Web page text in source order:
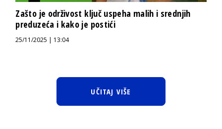
Zašto je održivost ključ uspeha malih i srednjih
preduzeća i kako je postići
25/11/2025 | 13:04
UČITAJ VIŠE